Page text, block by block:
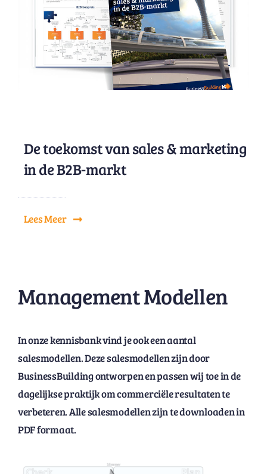
De toekomst van sales & marketing
in de B2B-markt
Lees Meer
Management Modellen
In onze kennisbank vind je ook een aantal
salesmodellen. Deze salesmodellen zijn door
BusinessBuilding ontworpen en passen wij toe in de
dagelijkse praktijk om commerciële resultaten te
verbeteren. Alle salesmodellen zijn te downloaden in
PDF formaat.